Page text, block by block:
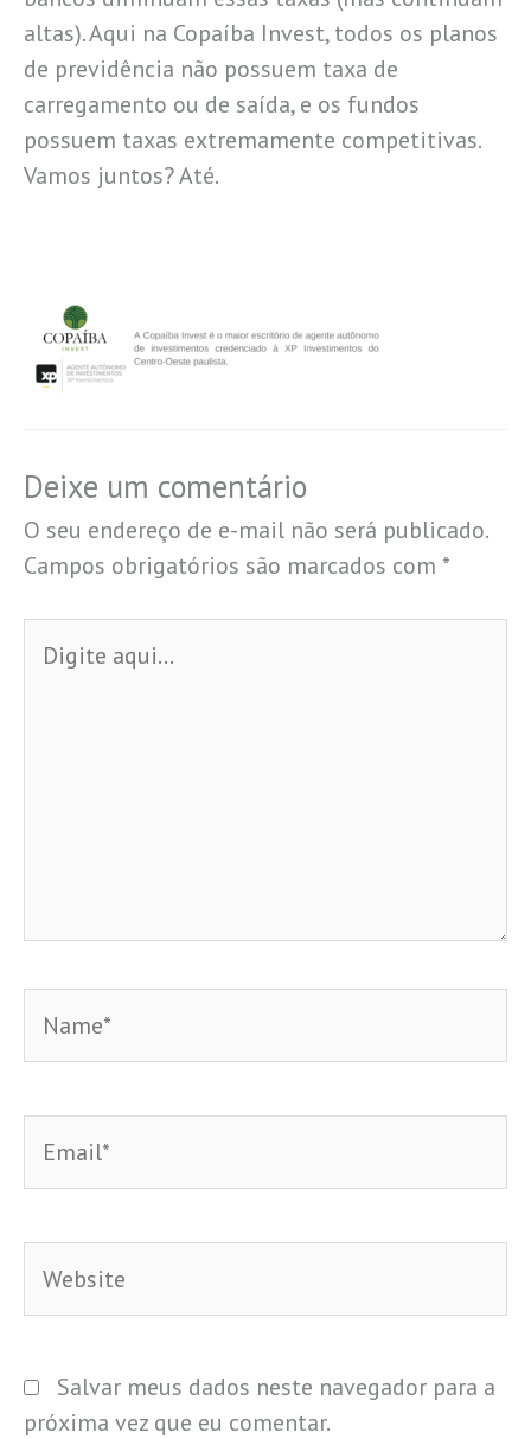
altas). Aqui na Copaíba Invest, todos os planos
de previdência não possuem taxa de
carregamento ou de saída, e os fundos
possuem taxas extremamente competitivas.
Vamos juntos? Até.
Deixe um comentário
O seu endereço de e-mail não será publicado.
Campos obrigatórios são marcados com *
aqui...
Salvar meus dados neste navegador para a
próxima vez que eu comentar.